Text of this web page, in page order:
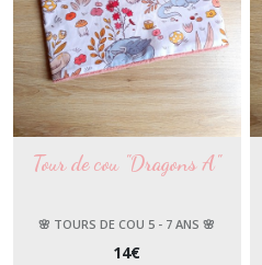
Tour de cou "Dragons A"
🌸 TOURS DE COU 5 - 7 ANS 🌸
14€